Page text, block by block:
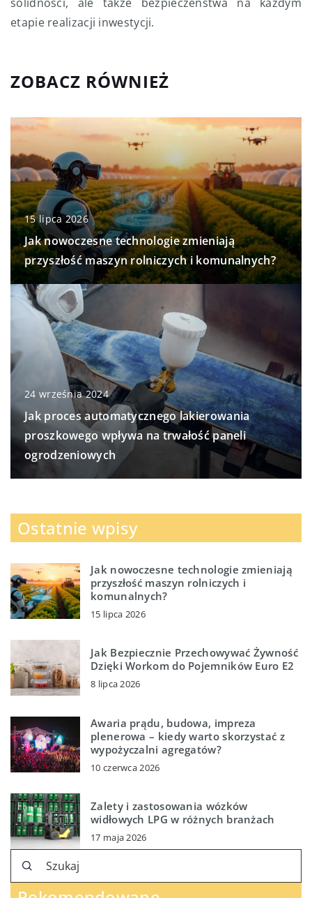
etapie realizacji inwestycji.
ZOBACZ RÓWNIEŻ
15 lipca 2026
Jak nowoczesne technologie zmieniają
przyszłość maszyn rolniczych i komunalnych?
24 września 2024
Jak proces automatycznego lakierowania
proszkowego wpływa na trwałość paneli
ogrodzeniowych
Ostatnie wpisy
Jak nowoczesne technologie zmieniają
przyszłość maszyn rolniczych i
komunalnych?
15 lipca 2026
Jak Bezpiecznie Przechowywać Żywność
Dzięki Workom do Pojemników Euro E2
8 lipca 2026
Awaria prądu, budowa, impreza
plenerowa – kiedy warto skorzystać z
wypożyczalni agregatów?
10 czerwca 2026
Zalety i zastosowania wózków
widłowych LPG w różnych branżach
17 maja 2026